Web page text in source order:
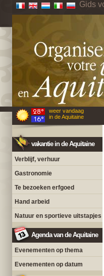
Gids
weer vandaag
in de Aquitaine
vakantie in de Aquitaine
Verblijf, verhuur
Gastronomie
Te bezoeken erfgoed
Hand arbeid
Natuur en sportieve uitstapjes
Agenda van de Aquitaine
Evenementen op thema
Evenementen op datum